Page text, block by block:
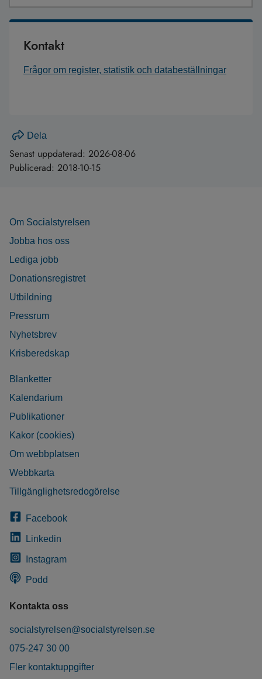
Kontakt
Frågor om register, statistik och databeställningar
Dela
Senast uppdaterad: 2026-08-06
Publicerad: 2018-10-15
Om Socialstyrelsen
Jobba hos oss
Lediga jobb
Donationsregistret
Utbildning
Pressrum
Nyhetsbrev
Krisberedskap
Blanketter
Kalendarium
Publikationer
Kakor (cookies)
Om webbplatsen
Webbkarta
Tillgänglighetsredogörelse
Facebook
Linkedin
Instagram
Podd
Kontakta oss
socialstyrelsen@socialstyrelsen.se
075-247 30 00
Fler kontaktuppgifter